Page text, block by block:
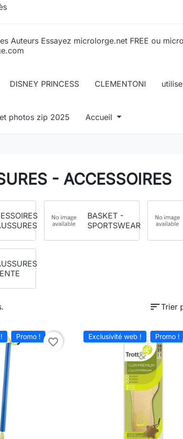
Auteurs Essayez microlorge.net FREE ou
DISNEY PRINCESS CLEMENTONI
photos zip 2025 Accueil
- ACCESSOIRES
BASKET -
SPORTSWEAR
sortTrier
Promo ! favorite_border Exclusivité web ! Promo !